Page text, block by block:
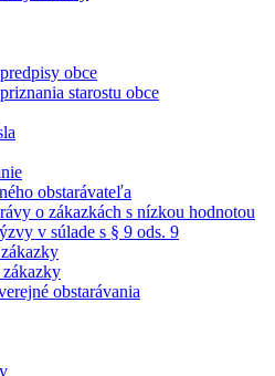
obce
starostu obce
obstarávateľa
o zákazkách s nízkou hodnotou
v súlade s § 9 ods. 9
obstarávania